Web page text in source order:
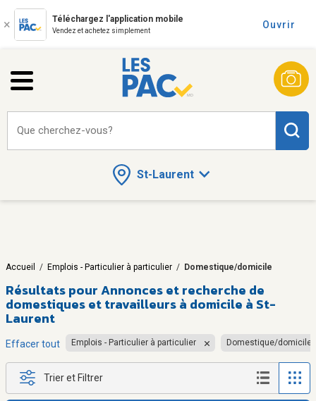
Téléchargez l'application mobile
Vendez et achetez simplement
Ouvrir
St-Laurent
Que cherchez-vous?
Accueil / Emplois - Particulier à particulier / Domestique/domicile
Résultats pourAnnonces et recherche de
domestiques et travailleurs à domicile à St-
Laurent
Effacer tout Emplois - Particulier à particulier Domestique/domicile
Trier et Filtrer